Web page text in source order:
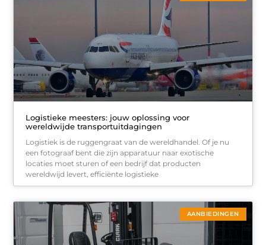
Logistieke meesters: jouw oplossing voor
wereldwijde transportuitdagingen
Logistiek is de ruggengraat van de wereldhandel. Of je nu
een fotograaf bent die zijn apparatuur naar exotische
locaties moet sturen of een bedrijf dat producten
wereldwijd levert, efficiënte logistieke
AANBIEDINGEN